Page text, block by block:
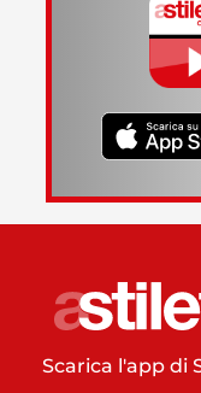
Scarica l'app di